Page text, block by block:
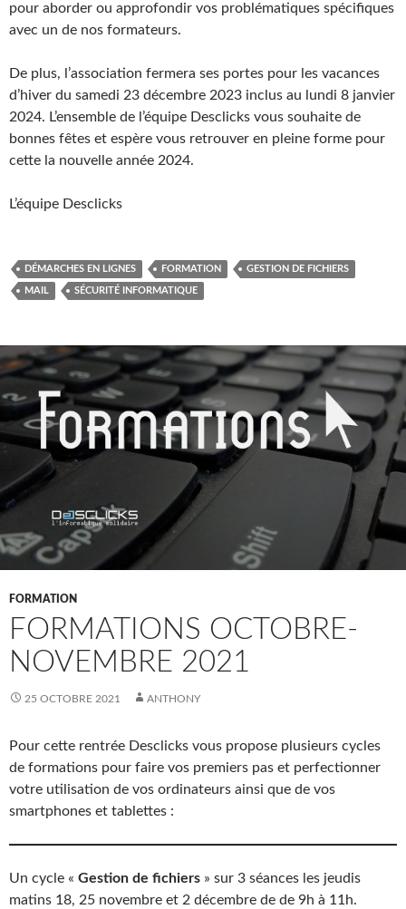
pour aborder ou approfondir vos problématiques spécifiques
avec un de nos formateurs.
De plus, l’association fermera ses portes pour les vacances
d’hiver du samedi 23 décembre 2023 inclus au lundi 8 janvier
2024. L’ensemble de l’équipe Desclicks vous souhaite de
bonnes fêtes et espère vous retrouver en pleine forme pour
cette la nouvelle année 2024.
L’équipe Desclicks
DÉMARCHES EN LIGNES FORMATION GESTION DE FICHIERS
MAIL SÉCURITÉ INFORMATIQUE
FORMATION
FORMATIONS OCTOBRE-
NOVEMBRE 2021
25 OCTOBRE 2021 ANTHONY
Pour cette rentrée Desclicks vous propose plusieurs cycles
de formations pour faire vos premiers pas et perfectionner
votre utilisation de vos ordinateurs ainsi que de vos
smartphones et tablettes :
Un cycle « Gestion de fichiers » sur 3 séances les jeudis
matins 18, 25 novembre et 2 décembre de de 9h à 11h.